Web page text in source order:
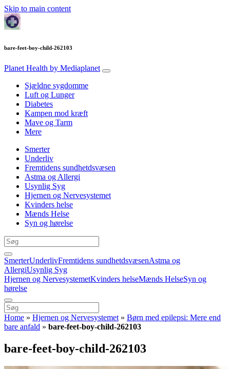
Skip to main content
bare-feet-boy-child-262103
Planet Health by Mediaplanet
Sjældne sygdomme
Luft og Lunger
Diabetes
Kampen mod kræft
Mave og Tarm
Mere
Smerter
Underliv
Fremtidens sundhetdsvæsen
Astma og Allergi
Usynlig Syg
Hjernen og Nervesystemet
Kvinders helse
Mænds Helse
Syn og hørelse
SmerterUnderlivFremtidens sundhetdsvæsenAstma og
AllergiUsynlig Syg
Hjernen og NervesystemetKvinders helseMænds HelseSyn og
hørelse
Home » Hjernen og Nervesystemet » Børn med epilepsi: Mere end
bare anfald » bare-feet-boy-child-262103
bare-feet-boy-child-262103